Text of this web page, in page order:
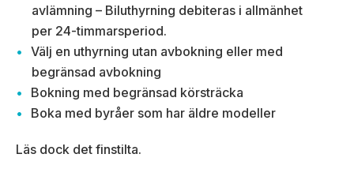
avlämning – Biluthyrning debiteras i allmänhet
per 24-timmarsperiod.
Välj en uthyrning utan avbokning eller med
begränsad avbokning
Bokning med begränsad körsträcka
Boka med byråer som har äldre modeller
Läs dock det finstilta.